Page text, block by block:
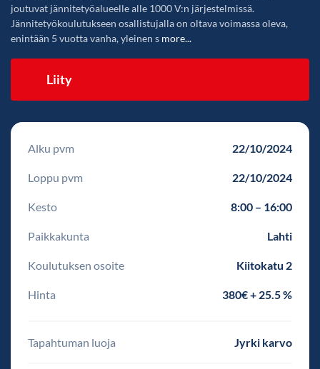
joutuvat jännitetyöalueelle alle 1000 V:n järjestelmissä.
Jännitetyökoulutukseen osallistujalla on oltava voimassa oleva,
enintään 5 vuotta vanha, yleinen s more...
Liity
Alku pvm 22/10/2024
Loppu pvm 22/10/2024
Kesto 8:00 – 16:00
Paikkakunta Lahti
Koulutuksen osoite Kiitokatu 2
Hinta 380€ + 25.5 %
Tapahtuman luoja Jyrki karvo